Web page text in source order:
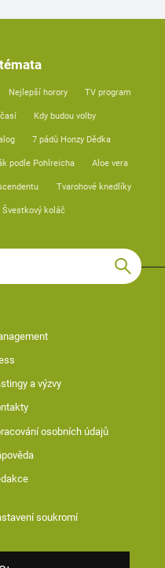
Nejlepší horory TV program
Kdy budou volby
7 pádů Honzy Dědka
podle Pohlreicha Aloe vera
Tvarohové knedlíky
Švestkový koláč
a výzvy
osobních údajů
soukromí